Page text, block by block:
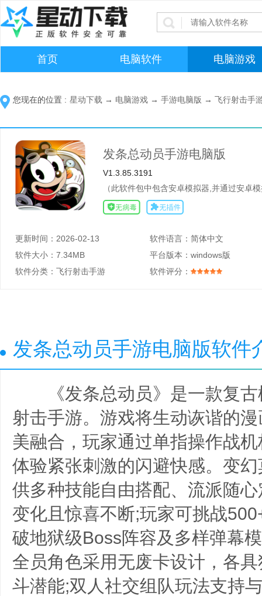
首页 电脑软件 电脑游戏
您现在的位置 : 星动下载 → 电脑游戏 → 手游电脑版 → 飞行射击手
发条总动员手游电脑版
V1.3.85.3191
（此软件包中包含安卓模拟器,并通过安卓
更新时间： 2026-02-13 软件语言：简体中文
软件大小： 7.34MB 平台版本：windows版
软件分类： 飞行射击手游 软件评分：
发条总动员手游电脑版软件
《发条总动员》是一款复古
射击手游。游戏将生动诙谐的
美融合，玩家通过单指操作战
体验紧张刺激的闪避快感。变
供多种技能自由搭配、流派随
变化且惊喜不断;玩家可挑战
破地狱级Boss阵容及多样弹幕
全员角色采用无废卡设计，各
斗潜能;双人社交组队玩法支持